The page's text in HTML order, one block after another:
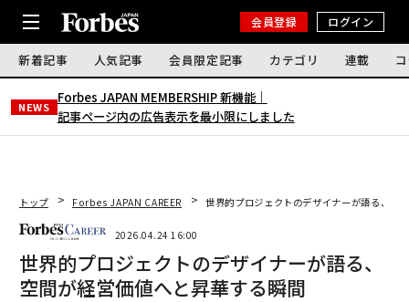
会員登録 ログイン
新着記事 人気記事 会員限定記事 カテゴリ 連載
NEWS
Forbes JAPAN MEMBERSHIP 新機能｜
記事ページ内の広告表示を最小限にしました
トップ Forbes JAPAN CAREER 世界的プロジェクトのデザイナーが語る、空
2026.04.24 16:00
世界的プロジェクトのデザイナーが語る、
空間が経営価値へと昇華する瞬間